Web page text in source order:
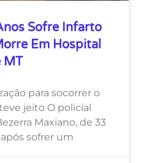
Sofre Infarto
Em Hospital
MT
para socorrer o
jeito O policial
Maxiano, de 33
sofrer um